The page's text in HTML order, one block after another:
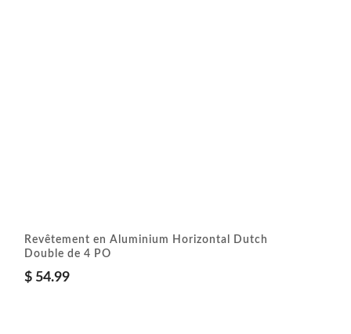
Revêtement en Aluminium Horizontal Dutch
Double de 4 PO
$ 54.99